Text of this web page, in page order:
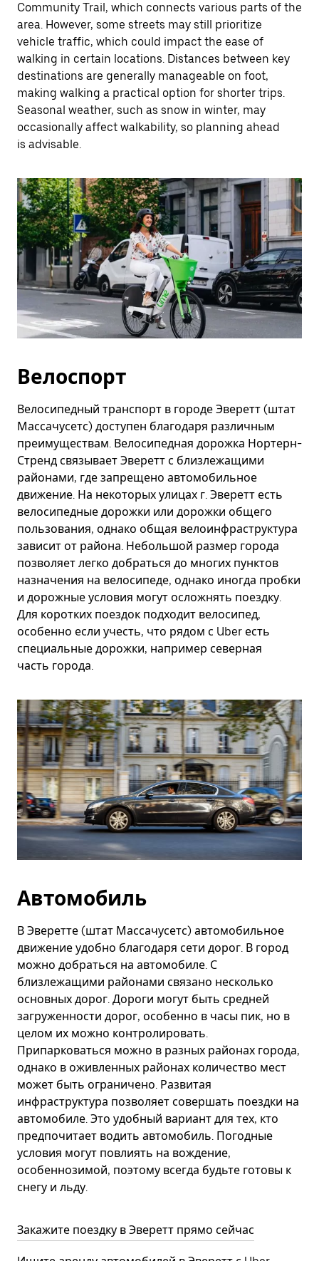
Community Trail, which connects various parts of the
area. However, some streets may still prioritize
vehicle traffic, which could impact the ease of
walking in certain locations. Distances between key
destinations are generally manageable on foot,
making walking a practical option for shorter trips.
Seasonal weather, such as snow in winter, may
occasionally affect walkability, so planning ahead
is advisable.
Велоспорт
Велосипедный транспорт в городе Эверетт (штат
Массачусетс) доступен благодаря различным
преимуществам. Велосипедная дорожка Нортерн-
Стренд связывает Эверетт с близлежащими
районами, где запрещено автомобильное
движение. На некоторых улицах г. Эверетт есть
велосипедные дорожки или дорожки общего
пользования, однако общая велоинфраструктура
зависит от района. Небольшой размер города
позволяет легко добраться до многих пунктов
назначения на велосипеде, однако иногда пробки
и дорожные условия могут осложнять поездку.
Для коротких поездок подходит велосипед,
особенно если учесть, что рядом с Uber есть
специальные дорожки, например северная
часть города.
Автомобиль
В Эверетте (штат Массачусетс) автомобильное
движение удобно благодаря сети дорог. В город
можно добраться на автомобиле. С
близлежащими районами связано несколько
основных дорог. Дороги могут быть средней
загруженности дорог, особенно в часы пик, но в
целом их можно контролировать.
Припарковаться можно в разных районах города,
однако в оживленных районах количество мест
может быть ограничено. Развитая
инфраструктура позволяет совершать поездки на
автомобиле. Это удобный вариант для тех, кто
предпочитает водить автомобиль. Погодные
условия могут повлиять на вождение,
особеннозимой, поэтому всегда будьте готовы к
снегу и льду.
Закажите поездку в Эверетт прямо сейчас